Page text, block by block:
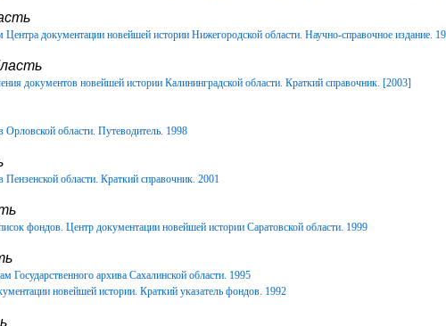
документации новейшей истории Нижегородской области. Научно-справочное издание.
документов новейшей истории Калининградской области. Краткий справочник. [2003]
Орловской области. Путеводитель. 1998
Пензенской области. Краткий справочник. 2001
фондов. Центр документации новейшей истории Саратовской области. 1999
Государственного архива Сахалинской области. 1995
новейшей истории. Краткий указатель фондов. 1992